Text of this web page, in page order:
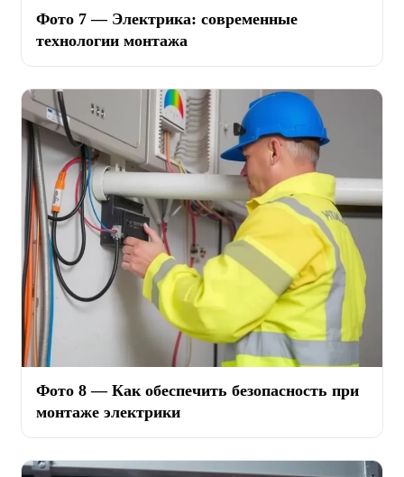
Фото 7 — Электрика: современные
технологии монтажа
Фото 8 — Как обеспечить безопасность при
монтаже электрики